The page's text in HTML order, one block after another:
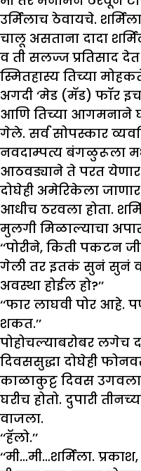
उर्मिलाच ठेवायचे.
चालू असताना दादा
व ती सलज्ज प्रतिसाद
स्मितहास्य तिच्या
अगदी ‘मेड (मॅड) फॉर
आणि तिच्या आगमनाने
गेले. सर्व सोपस्कार
नवदाम्पत्य बंगळुरूला
आठवड्याने ते परत येणार
दोघेही अमेरिकेला
आधीच ठरवला होता.
मुलगी मिळाल्याचा
‘‘पोरीने, किती पकटन
गेली तर इतकं सुनं सुनं
अवस्था होईल हो?’’
‘‘फार लाघवी पोर
शकत.’’
पोहोचल्याबरोबर लगेच
दिवससुद्धा दोघेही
काळाकुट्ट दिवस
घरीच होतो. दुपारी
वाजला.
‘‘हॅलो.’’
‘‘मी…मी…शर्मिला.